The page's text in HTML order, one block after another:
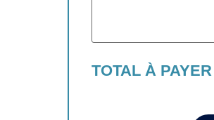
TOTAL À PAYER